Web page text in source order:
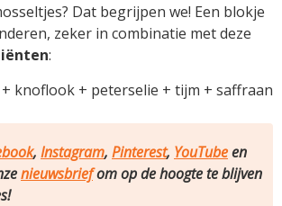
Dat begrijpen we! Een blokje
zeker in combinatie met deze
:
knoflook + peterselie + tijm + saffraan
, Instagram, Pinterest, YouTubeen
nieuwsbriefom op de hoogte te blijven